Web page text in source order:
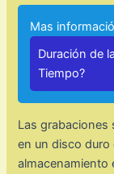
Mas
Duración de
Tiempo?
Las grabaciones
en un disco
almacenamiento